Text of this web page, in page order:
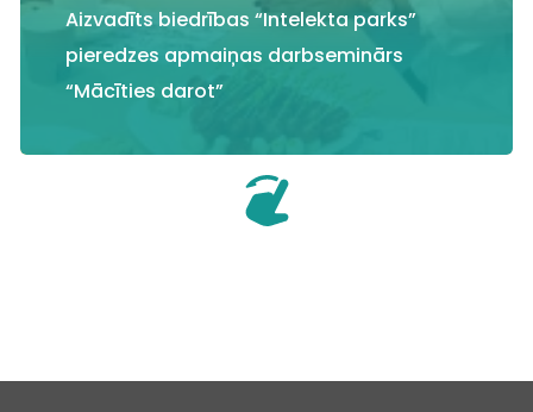
Aizvadīts biedrības “Intelekta parks”
pieredzes apmaiņas darbseminārs
“Mācīties darot”